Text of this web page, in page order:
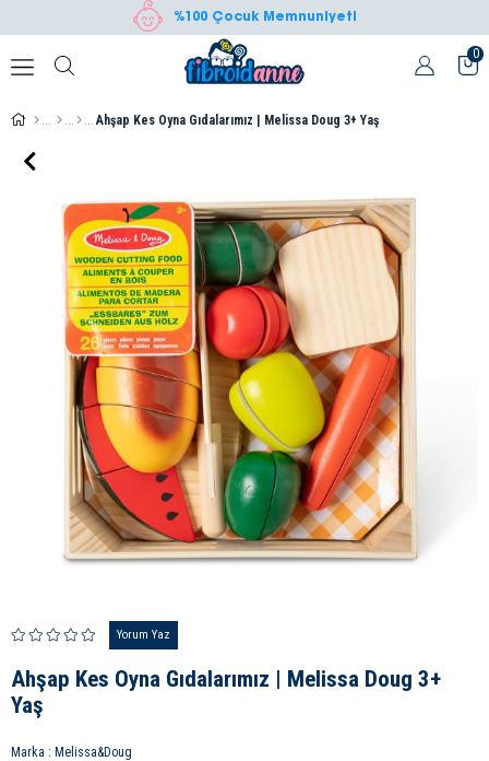
%100 Çocuk Memnuniyeti
0
Ahşap Kes Oyna Gıdalarımız | Melissa Doug 3+ Yaş
Yorum Yaz
Ahşap Kes Oyna Gıdalarımız | Melissa Doug 3+
Yaş
Marka : Melissa&Doug